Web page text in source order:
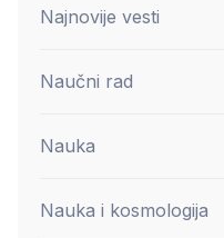
Najnovije vesti
Naučni rad
Nauka
Nauka i kosmologija